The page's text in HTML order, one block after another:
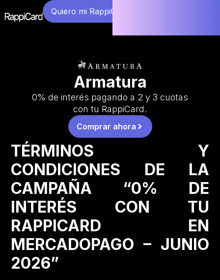
Quiero mi RappiCard
Armatura
0% de interés pagando a 2 y 3 cuotas
con tu RappiCard.
Comprar ahora
TÉRMINOS Y
CONDICIONES DE LA
CAMPAÑA “0% DE
INTERÉS CON TU
RAPPICARD EN
MERCADOPAGO – JUNIO
2026”